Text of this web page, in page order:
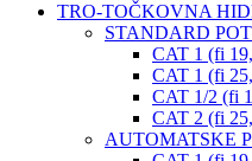
TRO-TOČKOVNA
STANDARD
CAT 1 (fi
CAT 1 (fi
CAT 1/2 (fi
CAT 2 (fi
AUTOMATSKE